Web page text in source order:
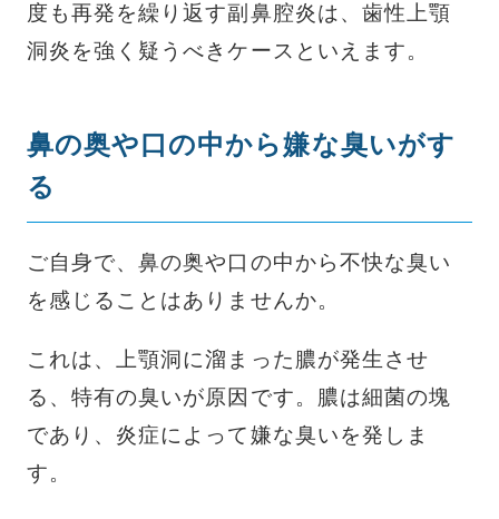
度も再発を繰り返す副鼻腔炎は、歯性上顎
洞炎を強く疑うべきケースといえます。
鼻の奥や口の中から嫌な臭いがす
る
ご自身で、鼻の奥や口の中から不快な臭い
を感じることはありませんか。
これは、上顎洞に溜まった膿が発生させ
る、特有の臭いが原因です。膿は細菌の塊
であり、炎症によって嫌な臭いを発しま
す。